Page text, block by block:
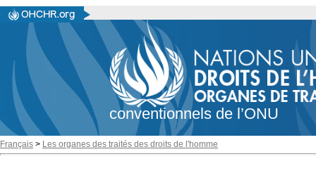
conventionnels de l’ONU
Français > Les organes des traités des droits de l'homme